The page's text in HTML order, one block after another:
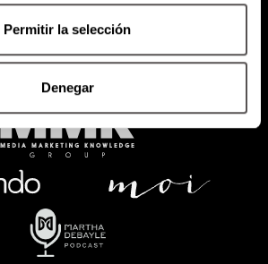
Permitir la selección
Denegar